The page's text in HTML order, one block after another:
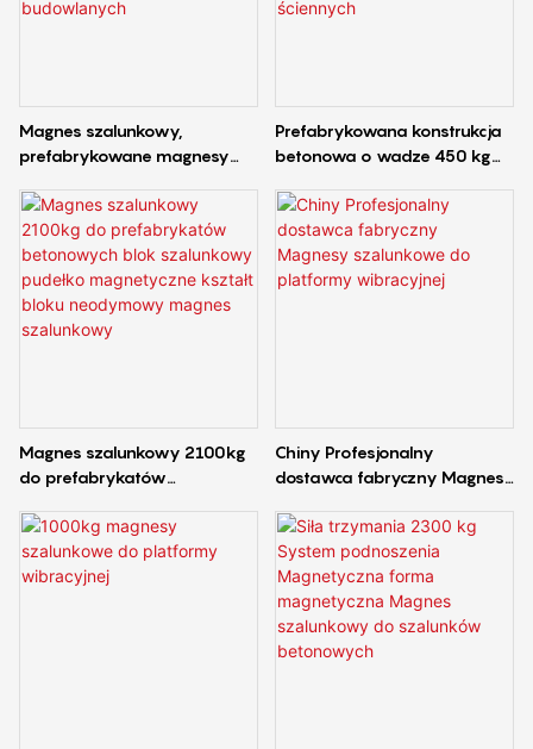
Magnes szalunkowy,
prefabrykowane magnesy
do prefabrykowanego
systemu szalunków
budowlanych
Prefabrykowana konstrukcja
betonowa o wadze 450 kg
szalunkowych do systemu
szalunków ściennych
Magnes szalunkowy 2100kg
do prefabrykatów
pudełko magnetyczne kształt
bloku neodymowy magnes
szalunkowy
Chiny Profesjonalny
dostawca fabryczny Magnesy
wibracyjnej